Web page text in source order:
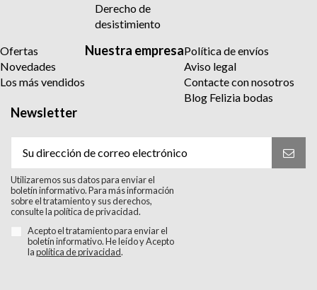
Derecho de
desistimiento
Ofertas
Novedades
Los más vendidos
Nuestra empresaPolítica de envíos
Aviso legal
Contacte con nosotros
Blog Felizia bodas
Newsletter
Utilizaremos sus datos para enviar el
boletín informativo. Para más información
sobre el tratamiento y sus derechos,
consulte la política de privacidad.
Acepto el tratamiento para enviar el
boletín informativo. He leído y Acepto
lapolítica de privacidad.